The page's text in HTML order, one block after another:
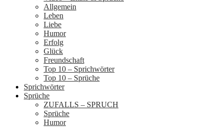
Allgemein
Leben
Liebe
Humor
Erfolg
Glück
Freundschaft
Top 10 – Sprichwörter
Top 10 – Sprüche
Sprichwörter
Sprüche
ZUFALLS – SPRUCH
Sprüche
Humor